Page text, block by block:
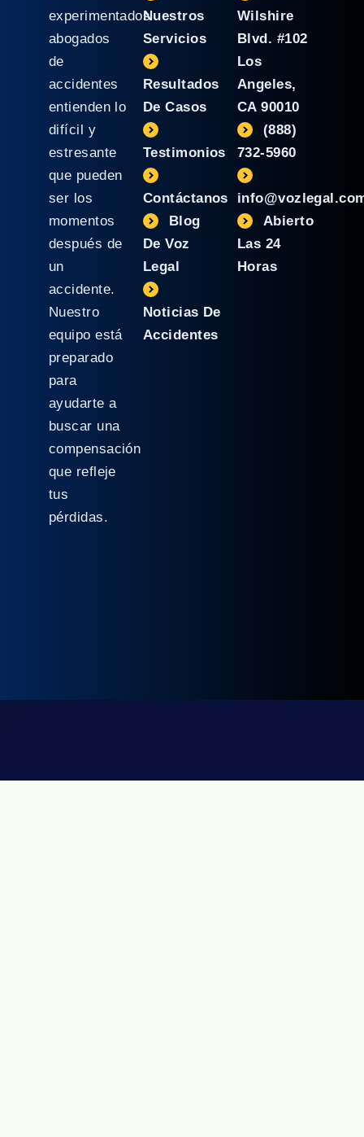
experimentados
abogados
de
accidentes
entienden lo
difícil y
estresante
que pueden
ser los
momentos
después de
un
accidente.
Nuestro
equipo está
preparado
para
ayudarte a
buscar una
compensación
que refleje
tus
pérdidas.
Nuestros
Servicios
Resultados
De Casos
Testimonios
Contáctanos
Blog
De Voz
Legal
Noticias De
Accidentes
Wilshire
Blvd. #102
Los
Angeles,
CA 90010
(888)
732-5960
Abierto
Las 24
Horas